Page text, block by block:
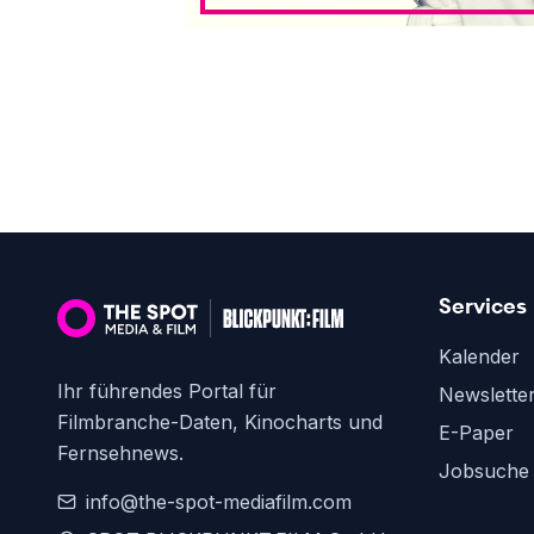
Ihr führendes Portal für
Filmbranche-Daten, Kinocharts und
Fernsehnews.
info@the-spot-mediafilm.com
Services
Kalender
E-Paper
Jobsuche